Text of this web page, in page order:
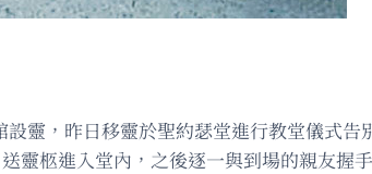
靈，昨日移靈於聖約瑟堂進行教堂儀式
靈柩進入堂內，之後逐一與到場的親友握